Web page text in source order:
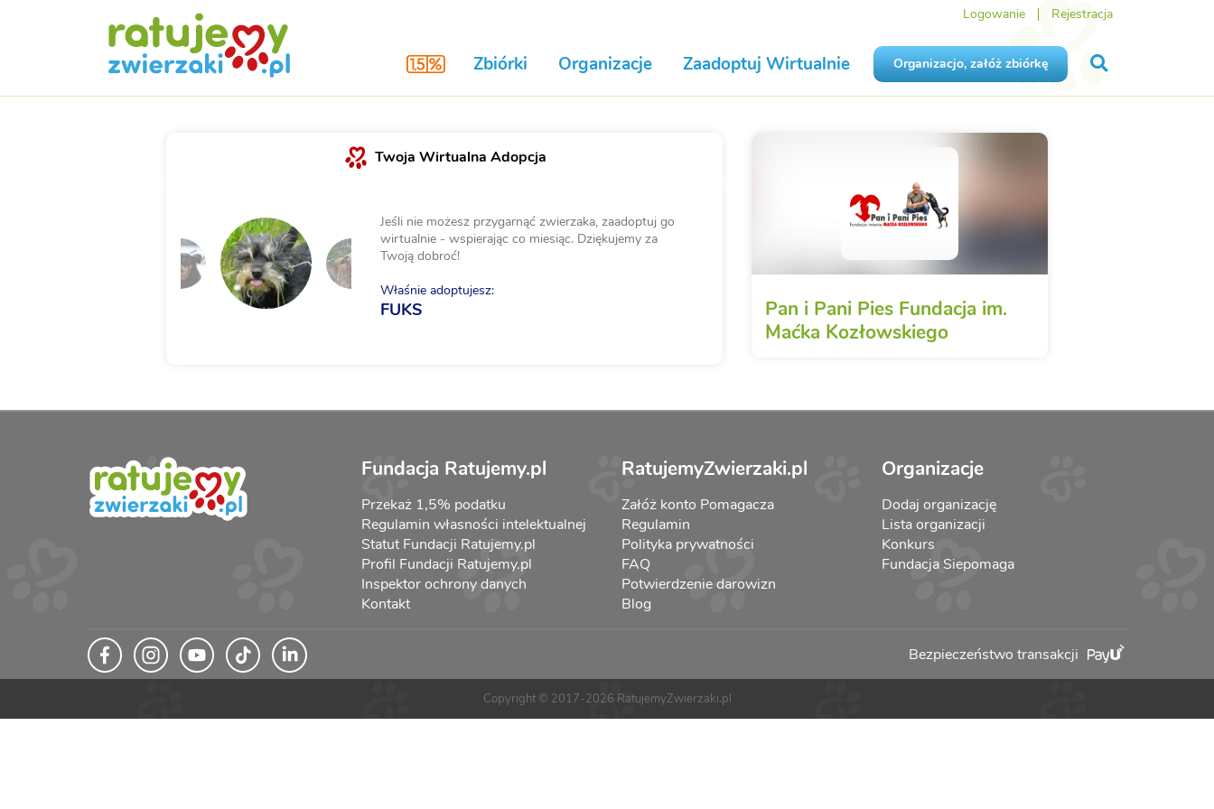
Logowanie Rejestracja
Zbiórki Organizacje Zaadoptuj Wirtualnie Organizacjo, załóż zbiórkę
Twoja Wirtualna Adopcja
Jeśli nie możesz przygarnąć zwierzaka, zaadoptuj go
wirtualnie - wspierając co miesiąc. Dziękujemy za
Twoją dobroć!
Właśnie adoptujesz:
FUKS
Pan i Pani Pies Fundacja im.
Maćka Kozłowskiego
Fundacja Ratujemy.pl
Przekaż 1,5% podatku
Regulamin własności intelektualnej
Statut Fundacji Ratujemy.pl
Profil Fundacji Ratujemy.pl
Inspektor ochrony danych
Kontakt
RatujemyZwierzaki.pl
Załóż konto Pomagacza
Regulamin
Polityka prywatności
FAQ
Potwierdzenie darowizn
Blog
Organizacje
Dodaj organizację
Lista organizacji
Konkurs
Fundacja Siepomaga
Bezpieczeństwo transakcji
Copyright © 2017-2026 RatujemyZwierzaki.pl